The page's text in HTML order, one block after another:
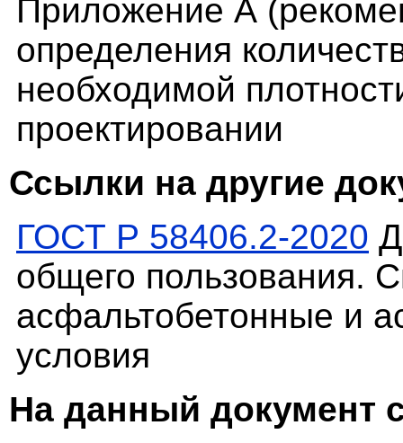
Приложение А
определения
необходимой
проектировании
Ссылки на другие
ГОСТ Р 58406.2-2020
общего пользования.
асфальтобетонные и
условия
На данный документ